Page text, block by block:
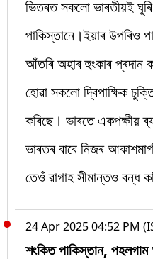
ভিতৰত সকলো ভাৰতীয়ই
পাকিস্তানে।ইয়াৰ উপৰিও
আঁতৰি অহাৰ হুংকাৰ প্ৰদান
হোৱা সকলো দ্বিপাক্ষিক
কৰিছে। ভাৰতে একপক্ষীয়
ভাৰতৰ বাবে নিজৰ
তেওঁ ৱাগাহ সীমান্তও বন্ধ
24 Apr 2025 04:52 PM
শংকিত পাকিস্তান,